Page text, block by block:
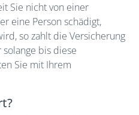
Sie nicht von einer
eine Person schädigt,
so zahlt die Versicherung
bis diese
Sie mit Ihrem